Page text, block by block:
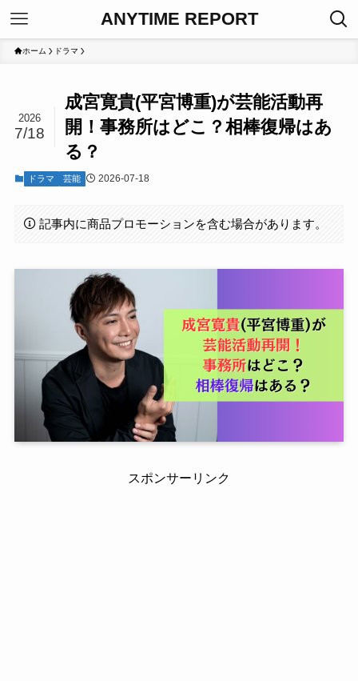
ANYTIME REPORT
ホーム ドラマ
成宮寛貴(平宮博重)が芸能活動再
開！事務所はどこ？相棒復帰はあ
る？
2026
7/18
ドラマ 芸能 2026-07-18
記事内に商品プロモーションを含む場合があります。
スポンサーリンク